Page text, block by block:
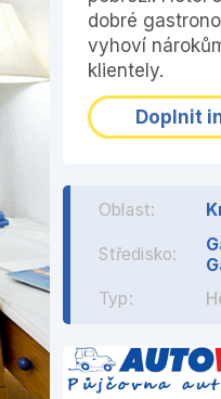
dobré
vyhoví
klientely.
Doplnit
Oblast:
Středisko:
Typ: